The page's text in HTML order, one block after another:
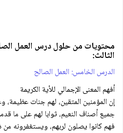
محتويات من حلول درس العمل
الثالث:
الدرس الخامس: العمل الصالح
أفهم المعنى الإجمالي للأية الكريمة
إن المؤمنين المتقين، لهم جنات عظيمة،
جميع أصناف النعيم، ثوابا لهم على ما
فهم كانوا يصلون لربهم، ويستغفرونه